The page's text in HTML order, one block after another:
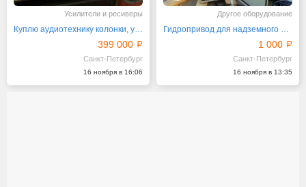
Усилители и ресиверы
Куплю аудиотехнику колонки, усилители, проигрывали
399 000
Санкт-Петербург
16 ноября в 16:06
Другое оборудование
Гидропривод для надземного и подземного монтажа
1 000
Санкт-Петербург
16 ноября в 13:35